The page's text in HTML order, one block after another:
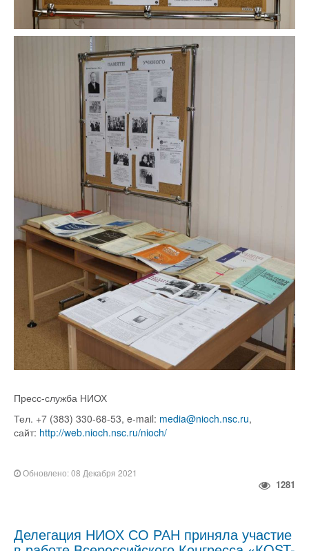
Пресс-служба НИОХ
Тел. +7 (383) 330-68-53, e-mail: media@nioch.nsc.ru,
сайт: http://web.nioch.nsc.ru/nioch/
Обновлено: 08 Декабря 2021
1281
Делегация НИОХ СО РАН приняла участие